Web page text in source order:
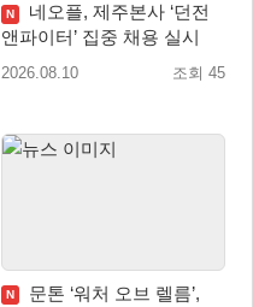
N
네오플, 제주본사 ‘던전
앤파이터’ 집중 채용 실시
2026.08.10 조회 45
N
문톤 ‘워처 오브 렐름’,